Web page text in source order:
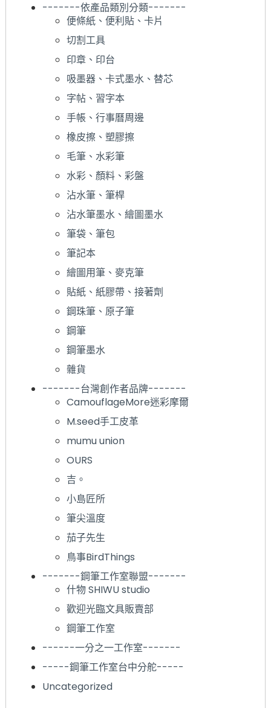
-------依產品類別分類-------
便條紙、便利貼、卡片
切割工具
印章、印台
吸墨器、卡式墨水、替芯
字帖、習字本
手帳、行事曆周邊
橡皮擦、塑膠擦
毛筆、水彩筆
水彩、顏料、彩盤
沾水筆、筆桿
沾水筆墨水、繪圖墨水
筆袋、筆包
筆記本
繪圖用筆、麥克筆
貼紙、紙膠帶、接著劑
鋼珠筆、原子筆
鋼筆
鋼筆墨水
雜貨
-------台灣創作者品牌-------
CamouflageMore迷彩摩爾
M.seed手工皮革
mumu union
OURS
吉。
小島匠所
筆尖溫度
茄子先生
鳥事BirdThings
-------鋼筆工作室聯盟-------
什物 SHIWU studio
歡迎光臨文具販賣部
鋼筆工作室
------一分之一工作室-------
-----鋼筆工作室台中分舵-----
Uncategorized